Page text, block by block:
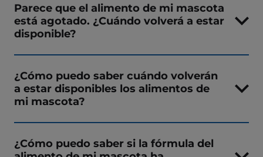
Parece que el alimento de mi mascota
está agotado. ¿Cuándo volverá a estar
disponible?
¿Cómo puedo saber cuándo volverán
a estar disponibles los alimentos de
mi mascota?
¿Cómo puedo saber si la fórmula del